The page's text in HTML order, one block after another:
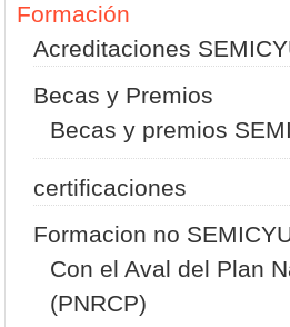
Formación
Acreditaciones
Becas y Premios
Becas y premios
certificaciones
Formacion no
Con el Aval del Plan
(PNRCP)